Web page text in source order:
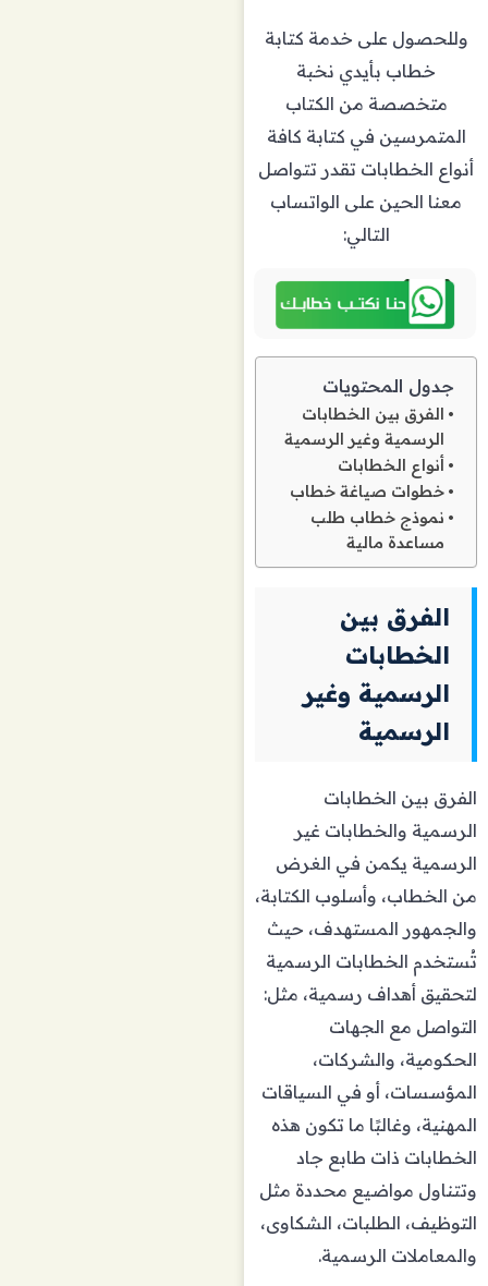
وللحصول على خدمة كتابة
خطاب بأيدي نخبة
متخصصة من الكتاب
المتمرسين في كتابة كافة
أنواع الخطابات تقدر تتواصل
معنا الحين على الواتساب
التالي:
جدول المحتويات
الفرق بين الخطابات
الرسمية وغير الرسمية
أنواع الخطابات
خطوات صياغة خطاب
نموذج خطاب طلب
مساعدة مالية
الفرق بين
الخطابات
الرسمية وغير
الرسمية
الفرق بين الخطابات
الرسمية والخطابات غير
الرسمية يكمن في الغرض
من الخطاب، وأسلوب الكتابة،
والجمهور المستهدف، حيث
تُستخدم الخطابات الرسمية
لتحقيق أهداف رسمية، مثل:
التواصل مع الجهات
الحكومية، والشركات،
المؤسسات، أو في السياقات
المهنية، وغالبًا ما تكون هذه
الخطابات ذات طابع جاد
وتتناول مواضيع محددة مثل
التوظيف، الطلبات، الشكاوى،
والمعاملات الرسمية.